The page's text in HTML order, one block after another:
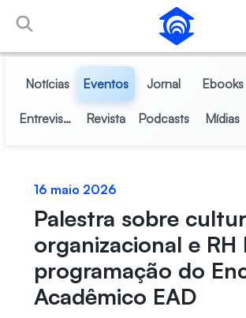
Pular para o Conteúdo principal
Notícias Eventos Jornal Ebooks
Entrevistas Revista Podcasts Mídias
16 maio 2026
Palestra sobre
organizacional e RH
programação do
Acadêmico EAD